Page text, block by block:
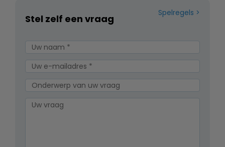
Spelregels
Stel zelf een vraag